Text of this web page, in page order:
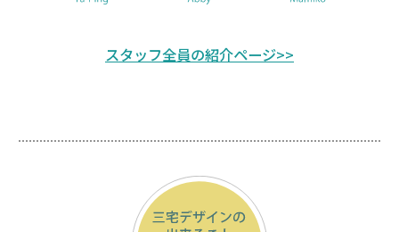
スタッフ全員の紹介ページ>>